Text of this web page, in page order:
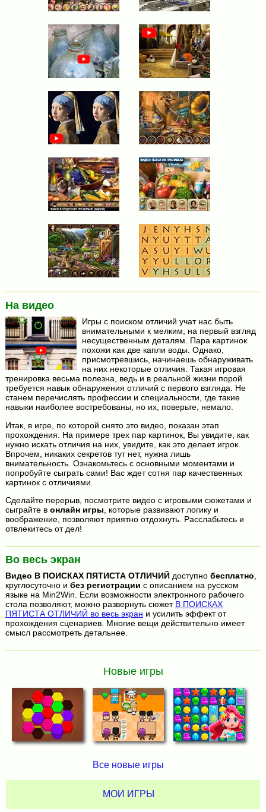
На видео
Игры с поиском отличий учат нас быть
внимательными к мелким, на первый взгляд
несущественным деталям. Пара картинок
похожи как две капли воды. Однако,
присмотревшись, начинаешь обнаруживать
на них некоторые отличия. Такая игровая
тренировка весьма полезна, ведь и в реальной жизни порой
требуется навык обнаружения отличий с первого взгляда. Не
станем перечислять профессии и специальности, где такие
навыки наиболее востребованы, но их, поверьте, немало.
Итак, в игре, по которой снято это видео, показан этап
прохождения. На примере трех пар картинок, Вы увидите, как
нужно искать отличия на них, увидите, как это делает игрок.
Впрочем, никаких секретов тут нет, нужна лишь
внимательность. Ознакомьтесь с основными моментами и
попробуйте сыграть сами! Вас ждет сотня пар качественных
картинок с отличиями.
Сделайте перерыв, посмотрите видео с игровыми сюжетами и
сыграйте в онлайн игры , которые развивают логику и
воображение, позволяют приятно отдохнуть. Расслабьтесь и
отвлекитесь от дел!
Во весь экран
Видео В ПОИСКАХ ПЯТИСТА ОТЛИЧИЙдоступно бесплатно
круглосуточно и без регистрации с описанием на русском
языке на Min2Win. Если возможности электронного рабочего
стола позволяют, можно развернуть сюжет В ПОИСКАХ
ПЯТИСТА ОТЛИЧИЙ во весь экран и усилить эффект от
прохождения сценариев. Многие вещи действительно имеет
смысл рассмотреть детальнее.
Новые игры
Все новые игры
МОИ ИГРЫ